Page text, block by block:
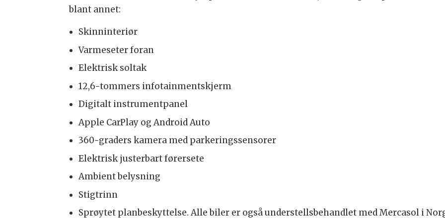
blant annet:
Skinninteriør
Varmeseter foran
Elektrisk soltak
12,6-tommers infotainmentskjerm
Digitalt instrumentpanel
Apple CarPlay og Android Auto
360-graders kamera med parkeringssensorer
Elektrisk justerbart førersete
Ambient belysning
Stigtrinn
Sprøytet planbeskyttelse. Alle biler er også understellsbehandlet med Mercasol i